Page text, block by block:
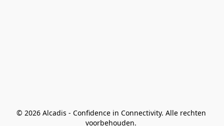
© 2026 Alcadis - Confidence in Connectivity. Alle rechten
voorbehouden.